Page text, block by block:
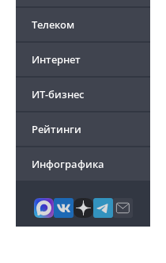
Телеком
Интернет
ИТ-бизнес
Рейтинги
Инфографика